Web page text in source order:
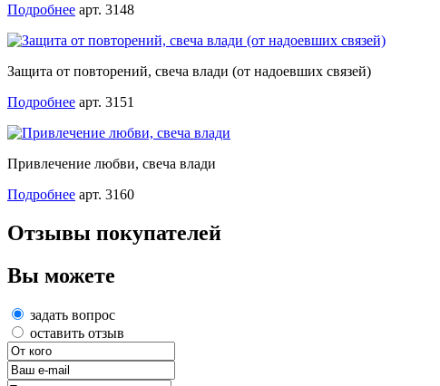
Подробнее арт. 3148
Защита от повторений, свеча влади (от надоевших связей)
Подробнее арт. 3151
Привлечение любви, свеча влади
Подробнее арт. 3160
Отзывы покупателей
Вы можете
задать вопрос
оставить отзыв